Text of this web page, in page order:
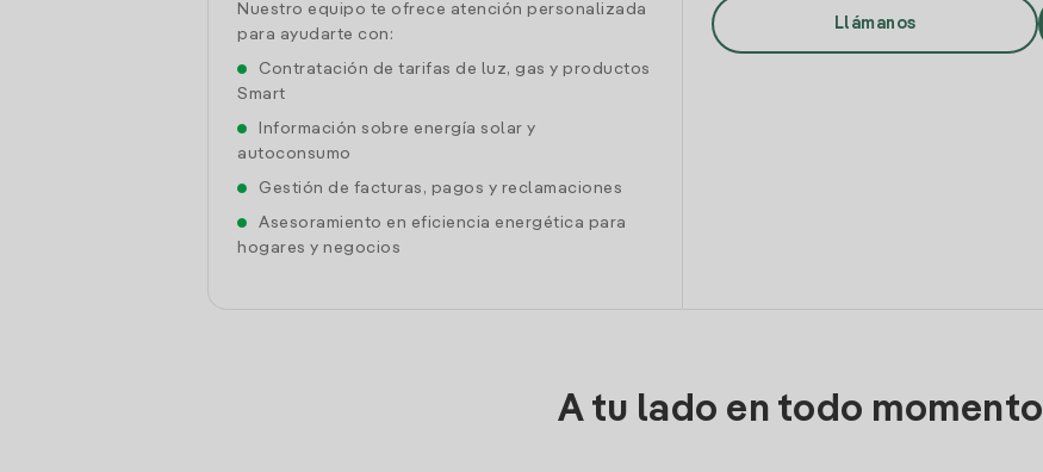
Nuestro equipo te ofrece atención personalizada
para ayudarte con:
Contratación de tarifas de luz, gas y productos
Smart
Información sobre energía solar y
autoconsumo
Gestión de facturas, pagos y reclamaciones
Asesoramiento en eficiencia energética para
hogares y negocios
Llámanos
A tu lado en todo momento